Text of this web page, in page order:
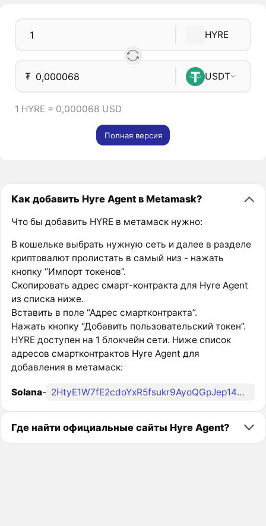
HYRE
₮ USDT
1 HYRE = 0,000068 USD
Полная версия
Как добавить Hyre Agent в Metamask?
Что бы добавить HYRE в метамаск нужно:
В кошельке выбрать нужную сеть и далее в разделе
криптовалют пролистать в самый низ - нажать
кнопку “Импорт токенов”.
Скопировать адрес смарт-контракта для Hyre Agent
из списка ниже.
Вставить в поле “Адрес смартконтракта”.
Нажать кнопку “Добавить пользовательский токен”.
HYRE доступен на 1 блокчейн сети. Ниже список
адресов смартконтрактов Hyre Agent для
добавления в метамаск:
Solana- 2HtyE1W7fE2cdoYxR5fsukr9AyoQGpJep14NAVBMpump
Где найти официальные сайты Hyre Agent?